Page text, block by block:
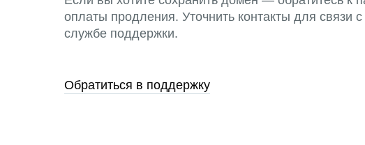
оплаты продления. Уточнить контакты для связи
службе поддержки.
Обратиться в поддержку